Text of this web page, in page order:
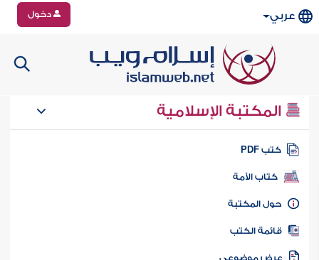
عربي دخول
المكتبة الإسلامية
كتب PDF
كتاب الأمة
المكتبة